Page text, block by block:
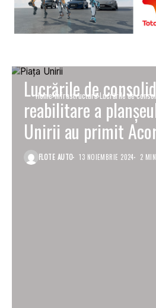
Home Infrastructură Lucrările de
din Piața Unirii au
Lucrările de
reabilitare a
Unirii au primit
FLOTE AUTO 13 NOIEMBRIE 2024 2